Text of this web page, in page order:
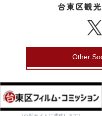
台東区観
Other